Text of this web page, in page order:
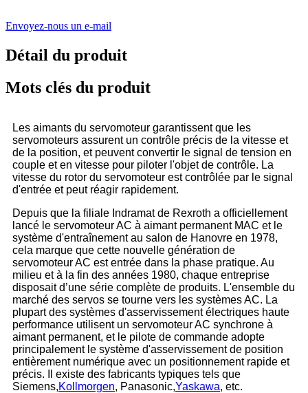
Envoyez-nous un e-mail
Détail du produit
Mots clés du produit
Les aimants du servomoteur garantissent que les
servomoteurs assurent un contrôle précis de la vitesse et
de la position, et peuvent convertir le signal de tension en
couple et en vitesse pour piloter l'objet de contrôle. La
vitesse du rotor du servomoteur est contrôlée par le signal
d'entrée et peut réagir rapidement.
Depuis que la filiale Indramat de Rexroth a officiellement
lancé le servomoteur AC à aimant permanent MAC et le
système d'entraînement au salon de Hanovre en 1978,
cela marque que cette nouvelle génération de
servomoteur AC est entrée dans la phase pratique. Au
milieu et à la fin des années 1980, chaque entreprise
disposait d’une série complète de produits. L'ensemble du
marché des servos se tourne vers les systèmes AC. La
plupart des systèmes d'asservissement électriques haute
performance utilisent un servomoteur AC synchrone à
aimant permanent, et le pilote de commande adopte
principalement le système d'asservissement de position
entièrement numérique avec un positionnement rapide et
précis. Il existe des fabricants typiques tels que
Siemens,Kollmorgen, Panasonic,Yaskawa, etc.